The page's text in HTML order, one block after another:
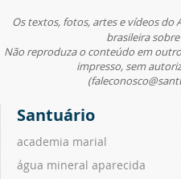
Os textos, fotos, artes e vídeos do
brasileira
Não reproduza o conteúdo em
impresso, sem
Santuário
academia marial
água mineral aparecida